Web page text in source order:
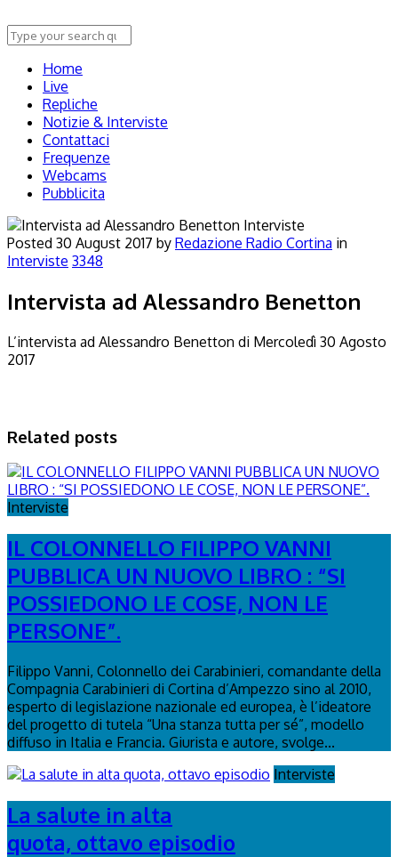
Home
Live
Repliche
Notizie & Interviste
Contattaci
Frequenze
Webcams
Pubblicita
Interviste
Posted 30 August 2017 by Redazione Radio Cortina in
Interviste 3348
Intervista ad Alessandro Benetton
L’intervista ad Alessandro Benetton di Mercoledì 30 Agosto
2017
Related posts
Interviste
IL COLONNELLO FILIPPO VANNI
PUBBLICA UN NUOVO LIBRO : “SI
POSSIEDONO LE COSE, NON LE
PERSONE”.
Filippo Vanni, Colonnello dei Carabinieri, comandante della
Compagnia Carabinieri di Cortina d’Ampezzo sino al 2010,
esperto di legislazione nazionale ed europea, è l’ideatore
del progetto di tutela “Una stanza tutta per sé”, modello
diffuso in Italia e Francia. Giurista e autore, svolge...
Interviste
La salute in alta
quota, ottavo episodio